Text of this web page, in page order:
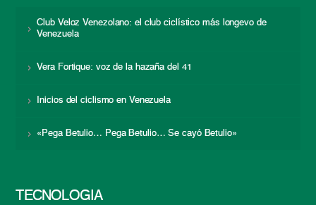
Club Veloz Venezolano: el club ciclístico más longevo de
Venezuela
Vera Fortique: voz de la hazaña del 41
Inicios del ciclismo en Venezuela
«Pega Betulio… Pega Betulio… Se cayó Betulio»
TECNOLOGÍA